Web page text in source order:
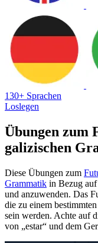
130+ Sprachen
Loslegen
Übungen zum
galizischen
Diese Übungen zum
Grammatik in Bezug
und anzuwenden. Das
die zu einem
sein werden. Achte auf
von „estar“ und dem